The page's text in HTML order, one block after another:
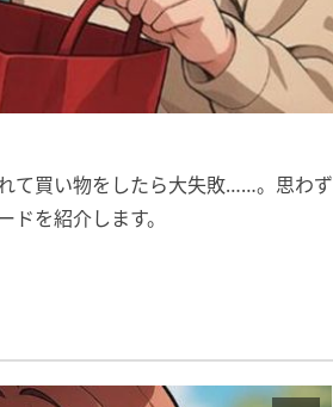
て買い物をしたら大失敗……。思わず
を紹介します。